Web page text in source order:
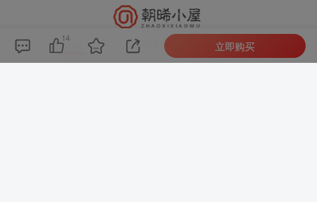
朝晞小屋
14
立即购买